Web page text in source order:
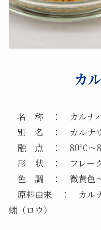
カ
名 称 ： カルナバ
別 名 ： カルナウ
融 点 ： 80℃～
形 状 ： フレーク
色 調 ： 微黄色
原料由来 ： カルナ
蝋（ロウ）